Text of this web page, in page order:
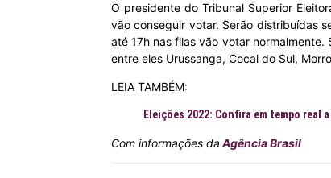
MHZ
O presidente do Tribunal Superior
vão conseguir votar. Serão distribuídas
até 17h nas filas vão votar
entre eles Urussanga, Cocal do Sul,
LEIA TAMBÉM:
Eleições 2022: Confira em tempo real
Com informações da Agência Brasil